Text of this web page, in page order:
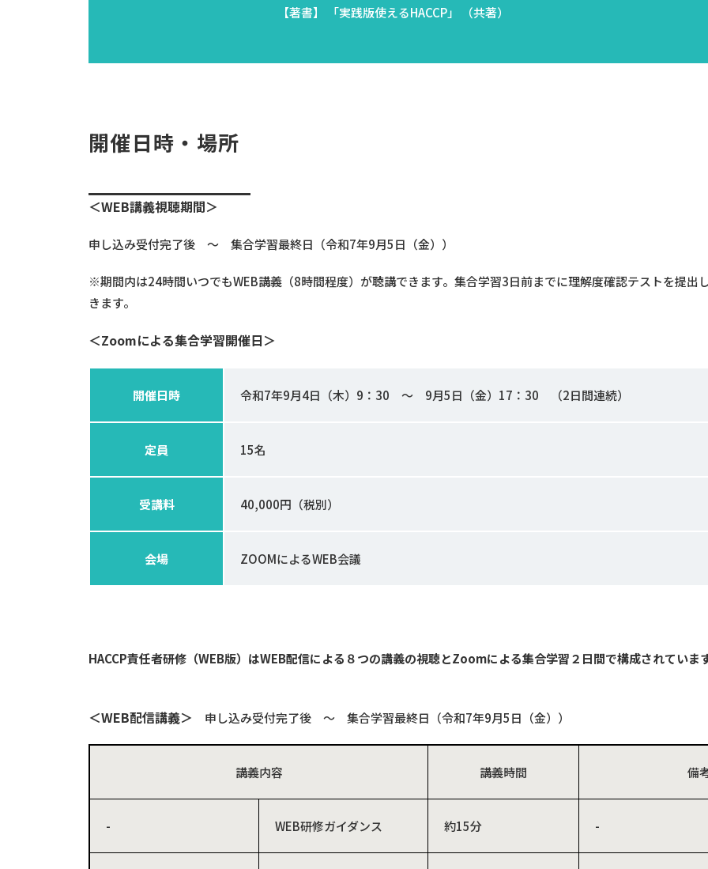
【著書】 「実践版使えるHACCP」 （共著）
開催日時・場所
＜WEB講義視聴期間＞
申し込み受付完了後 ～ 集合学習最終日（令和7年9月5日（金））
※期間内は24時間いつでもWEB講義（8時間程度）が聴講できます。集合学習3日前までに理解度確認テストを提出
きます。
＜Zoomによる集合学習開催日＞
開催日時 令和7年9月4日（木）9：30 ～ 9月5日（金）17：30 （2日間連続）
定員 15名
受講料 40,000円（税別）
会場 ZOOMによるWEB会議
HACCP責任者研修（WEB版）はWEB配信による８つの講義の視聴とZoomによる集合学習２日間で構成されていま
＜WEB配信講義＞ 申し込み受付完了後 ～ 集合学習最終日（令和7年9月5日（金））
講義内容 講義時間 備
- WEB研修ガイダンス 約15分 -